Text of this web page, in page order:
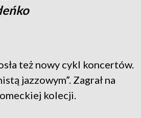
też nowy cykl koncertów.
jazzowym”. Zagrał na
kolecji.